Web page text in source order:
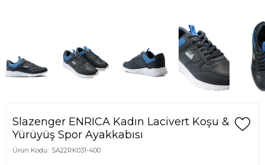
Slazenger ENRICA Kadın Lacivert Koşu &
Yürüyüş Spor Ayakkabısı
Ürün Kodu: SA22RK031-400